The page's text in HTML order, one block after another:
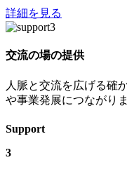
詳細を見る
交流の場の提供
人脈と交流を広げる確
や事業発展につながりま
Support
3